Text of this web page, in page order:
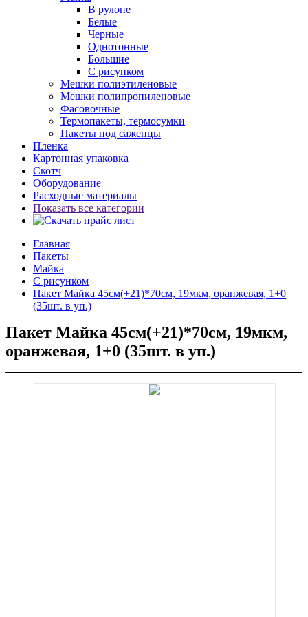
В рулоне
Белые
Черные
Однотонные
Большие
С рисунком
Мешки полиэтиленовые
Мешки полипропиленовые
Фасовочные
Термопакеты, термосумки
Пакеты под саженцы
Пленка
Картонная упаковка
Скотч
Оборудование
Расходные материалы
Показать все категории
Главная
Пакеты
Майка
С рисунком
Пакет Майка 45см(+21)*70см, 19мкм, оранжевая, 1+0
(35шт. в уп.)
Пакет Майка 45см(+21)*70см, 19мкм,
оранжевая, 1+0 (35шт. в уп.)